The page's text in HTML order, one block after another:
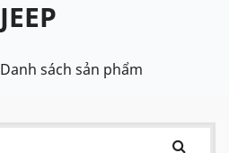
JEEP
Danh sách sản phẩm